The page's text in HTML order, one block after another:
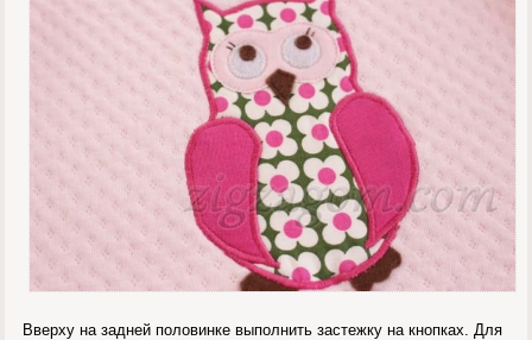
Вверху на задней половинке выполнить застежку на кнопках. Для